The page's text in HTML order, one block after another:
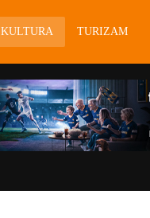
KULTURA TURIZAM